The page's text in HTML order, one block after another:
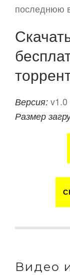
последнюю
Версия:
Размер
Видео